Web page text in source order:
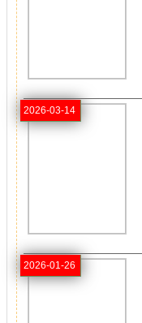
2026-03-14
2026-01-26